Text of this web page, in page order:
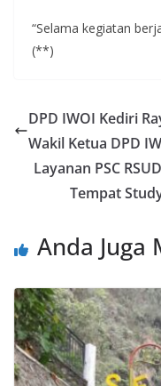
“Selama kegiatan
(**)
DPD IWOI Kediri
Wakil Ketua DPD
Layanan PSC
Tempat
Anda Juga